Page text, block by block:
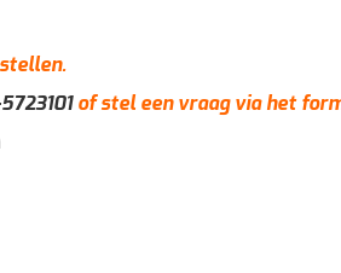
of stel een vraag via het